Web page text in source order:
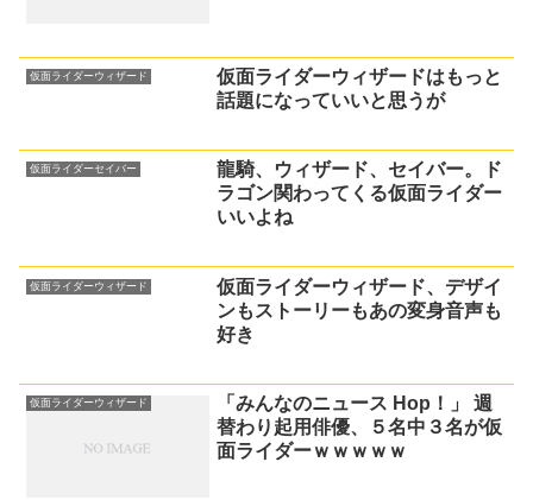
仮面ライダーウィザード
仮面ライダーウィザードはもっと
話題になっていいと思うが
仮面ライダーセイバー
龍騎、ウィザード、セイバー。ド
ラゴン関わってくる仮面ライダー
いいよね
仮面ライダーウィザード
仮面ライダーウィザード、デザイ
ンもストーリーもあの変身音声も
好き
仮面ライダーウィザード
「みんなのニュース Hop！」 週
替わり起用俳優、５名中３名が仮
面ライダーｗｗｗｗｗ